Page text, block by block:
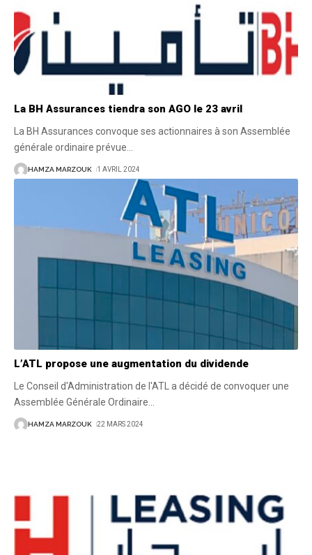
La BH Assurances tiendra son AGO le 23 avril
La BH Assurances convoque ses actionnaires à son Assemblée
générale ordinaire prévue
HAMZA MARZOUK 1 AVRIL 2024
L’ATL propose une augmentation du dividende
Le Conseil d'Administration de l'ATL a décidé de convoquer une
Assemblée Générale Ordinaire
HAMZA MARZOUK 22 MARS 2024